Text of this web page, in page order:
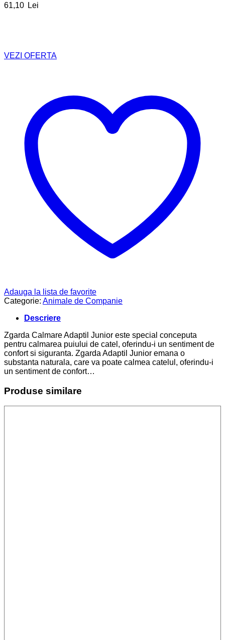
61,10 Lei
VEZI OFERTA
Adauga la lista de favorite
Categorie: Animale de Companie
Descriere
Zgarda Calmare Adaptil Junior este special conceputa
pentru calmarea puiului de catel, oferindu-i un sentiment de
confort si siguranta. Zgarda Adaptil Junior emana o
substanta naturala, care va poate calmea catelul, oferindu-i
un sentiment de confort…
Produse similare